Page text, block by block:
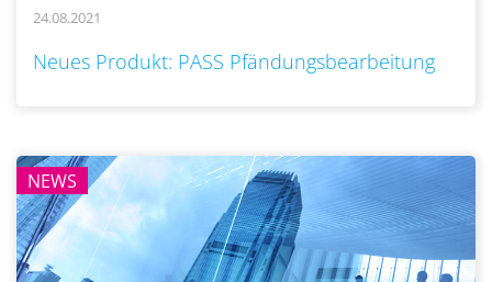
24.08.2021
Neues Produkt: PASS Pfändungsbearbeitung
NEWS